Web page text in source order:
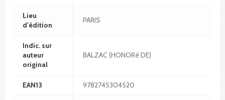
Lieu
d'édition
PARIS
Indic. sur
auteur
original
BALZAC (HONORé DE)
EAN13 9782745304520